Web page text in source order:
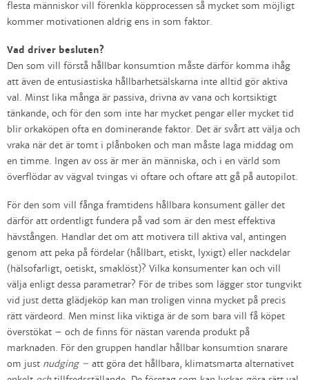
flesta människor vill förenkla köpprocessen så mycket som möjligt
kommer motivationen aldrig ens in som faktor.
Vad driver besluten?
Den som vill förstå hållbar konsumtion måste därför komma ihåg
att även de entusiastiska hållbarhetsälskarna inte alltid gör aktiva
val. Minst lika många är passiva, drivna av vana och kortsiktigt
tänkande, och för den som inte har mycket pengar eller mycket tid
blir orkaköpen ofta en dominerande faktor. Det är svårt att välja och
vraka när det är tomt i plånboken och man måste laga middag om
en timme. Ingen av oss är mer än människa, och i en värld som
överflödar av vägval tvingas vi oftare och oftare att gå på autopilot.
För den som vill fånga framtidens hållbara konsument gäller det
därför att ordentligt fundera på vad som är den mest effektiva
hävstången. Handlar det om att motivera till aktiva val, antingen
genom att peka på fördelar (hållbart, etiskt, lyxigt) eller nackdelar
(hälsofarligt, oetiskt, smaklöst)? Vilka konsumenter kan och vill
välja enligt dessa parametrar? För de tribes som lägger stor tungvikt
vid just detta glädjeköp kan man troligen vinna mycket på precis
rätt värdeord. Men minst lika viktiga är de som bara vill få köpet
överstökat – och de finns för nästan varenda produkt på
marknaden. För den gruppen handlar hållbar konsumtion snarare
om just nudging – att göra det hållbara, klimatsmarta alternativet